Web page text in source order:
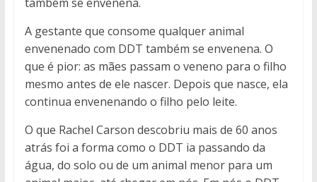
A gestante que consome qualquer animal
envenenado com DDT também se envenena. O
que é pior: as mães passam o veneno para o filho
mesmo antes de ele nascer. Depois que nasce, ela
continua envenenando o filho pelo leite.
O que Rachel Carson descobriu mais de 60 anos
atrás foi a forma como o DDT ia passando da
água, do solo ou de um animal menor para um